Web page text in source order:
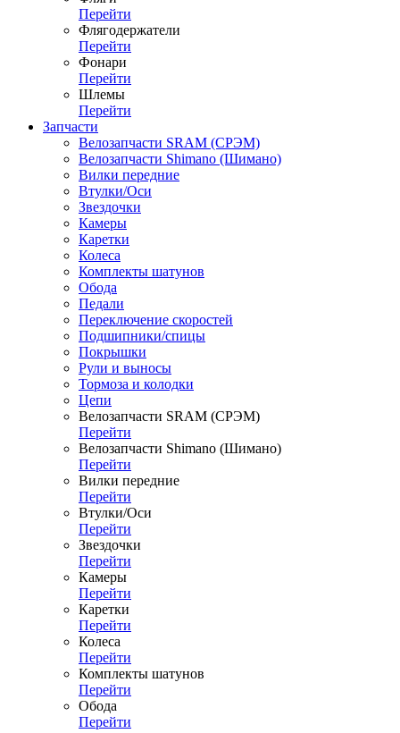
Перейти
Флягодержатели
Перейти
Фонари
Перейти
Шлемы
Перейти
Запчасти
Велозапчасти SRAM (СРЭМ)
Велозапчасти Shimano (Шимано)
Вилки передние
Втулки/Оси
Звездочки
Камеры
Каретки
Колеса
Комплекты шатунов
Обода
Педали
Переключение скоростей
Подшипники/спицы
Покрышки
Рули и выносы
Тормоза и колодки
Цепи
Велозапчасти SRAM (СРЭМ)
Перейти
Велозапчасти Shimano (Шимано)
Перейти
Вилки передние
Перейти
Втулки/Оси
Перейти
Звездочки
Перейти
Камеры
Перейти
Каретки
Перейти
Колеса
Перейти
Комплекты шатунов
Перейти
Обода
Перейти